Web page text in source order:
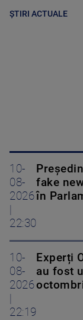
ȘTIRI ACTUALE
10-
08-
2026
22:30
fake
în
10-
08-
2026
22:19
Experți
au fost